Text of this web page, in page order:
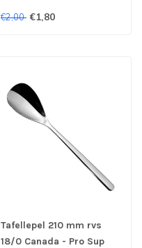
€2,00 €1,80
Tafellepel 210 mm rvs
18/0 Canada - Pro Sup